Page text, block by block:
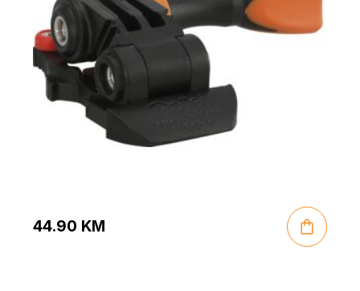
44.90 KM